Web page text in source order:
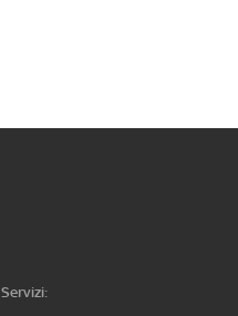
Servizi: